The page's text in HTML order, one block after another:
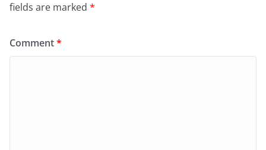
fields are marked *
Comment*